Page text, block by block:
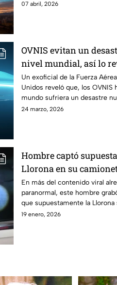
07 abril, 2026
OVNIS evitan un
nivel mundial, así lo
de la Fuerza Aérea de
Unidos
Un exoficial de la Fuerza
Unidos reveló que, los OVNIS
mundo sufriera un desastre
24 marzo, 2026
Hombre captó
Llorona en su
En más del contenido viral
paranormal, este hombre
que supuestamente la
su camioneta.
19 enero, 2026